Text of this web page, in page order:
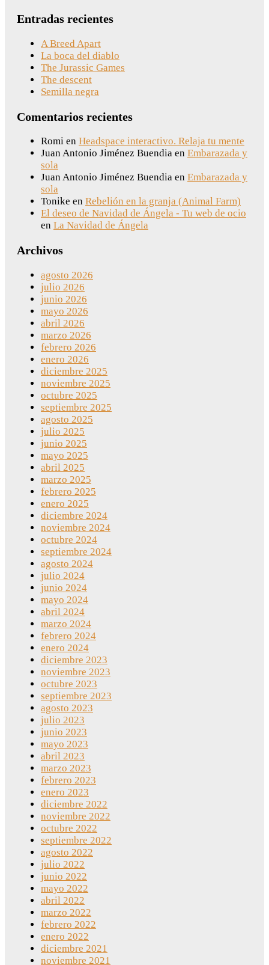
Entradas recientes
A Breed Apart
La boca del diablo
The Jurassic Games
The descent
Semilla negra
Comentarios recientes
Romi en Headspace interactivo. Relaja tu mente
Juan Antonio Jiménez Buendia en Embarazada y
sola
Juan Antonio Jiménez Buendia en Embarazada y
sola
Tonike en Rebelión en la granja (Animal Farm)
El deseo de Navidad de Ángela - Tu web de ocio
en La Navidad de Ángela
Archivos
agosto 2026
julio 2026
junio 2026
mayo 2026
abril 2026
marzo 2026
febrero 2026
enero 2026
diciembre 2025
noviembre 2025
octubre 2025
septiembre 2025
agosto 2025
julio 2025
junio 2025
mayo 2025
abril 2025
marzo 2025
febrero 2025
enero 2025
diciembre 2024
noviembre 2024
octubre 2024
septiembre 2024
agosto 2024
julio 2024
junio 2024
mayo 2024
abril 2024
marzo 2024
febrero 2024
enero 2024
diciembre 2023
noviembre 2023
octubre 2023
septiembre 2023
agosto 2023
julio 2023
junio 2023
mayo 2023
abril 2023
marzo 2023
febrero 2023
enero 2023
diciembre 2022
noviembre 2022
octubre 2022
septiembre 2022
agosto 2022
julio 2022
junio 2022
mayo 2022
abril 2022
marzo 2022
febrero 2022
enero 2022
diciembre 2021
noviembre 2021